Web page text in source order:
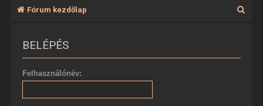
Fórum kezdőlap
BELÉPÉS
Felhasználónév: